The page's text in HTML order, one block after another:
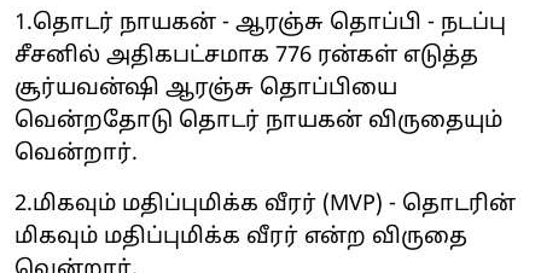
1.தொடர் நாயகன் - ஆரஞ்சு தொப்பி - நடப்பு
சீசனில் அதிகபட்சமாக 776 ரன்கள் எடுத்த
சூர்யவன்ஷி ஆரஞ்சு தொப்பியை
வென்றதோடு தொடர் நாயகன் விருதையும்
வென்றார்.
2.மிகவும் மதிப்புமிக்க வீரர் (MVP) - தொடரின்
மிகவும் மதிப்புமிக்க வீரர் என்ற விருதை